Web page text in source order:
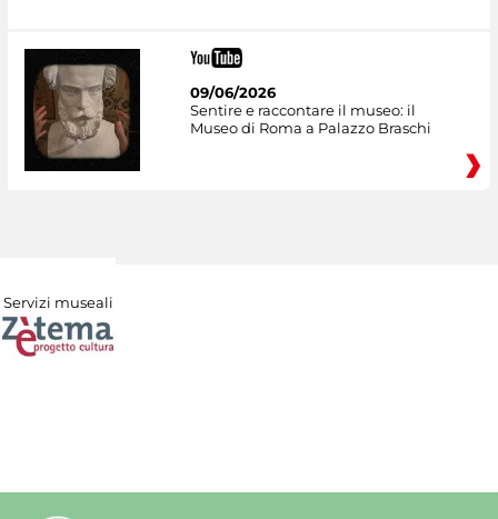
09/06/2026
Sentire e raccontare il museo: il
Museo di Roma a Palazzo Braschi
Servizi museali